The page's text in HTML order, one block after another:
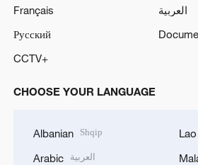
Français
العربية
Русский
CCTV+
CHOOSE YOUR LANGUAGE
Albanian Shqip
Arabic العربية
Lao